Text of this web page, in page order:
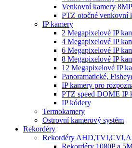
Venkovní kamery
PTZ otočné venkovní
IP kamery
2 Megapixelové IP
4 Megapixelové IP
6 Megapixelové IP
8 Megapixelové IP
12 Megapixelové IP
Panoramatické,
IP kamery pro
PTZ speed DOME IP
IP kódery
Termokamery
Ostrovní kamerový systém
Rekordéry
Rekordéry